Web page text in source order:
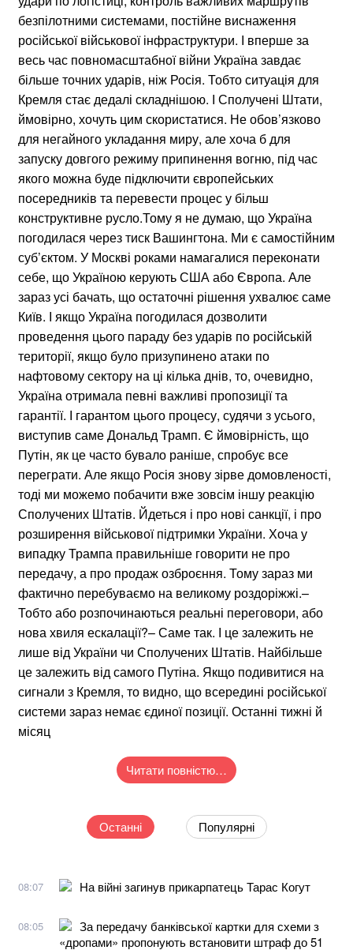
безпілотними системами, постійне виснаження
російської військової інфраструктури. І вперше за
весь час повномасштабної війни Україна завдає
більше точних ударів, ніж Росія. Тобто ситуація для
Кремля стає дедалі складнішою. І Сполучені Штати,
ймовірно, хочуть цим скористатися. Не обов’язково
для негайного укладання миру, але хоча б для
запуску довгого режиму припинення вогню, під час
якого можна буде підключити європейських
посередників та перевести процес у більш
конструктивне русло.Тому я не думаю, що Україна
погодилася через тиск Вашингтона. Ми є самостійним
суб’єктом. У Москві роками намагалися переконати
себе, що Україною керують США або Європа. Але
зараз усі бачать, що остаточні рішення ухвалює саме
Київ. І якщо Україна погодилася дозволити
проведення цього параду без ударів по російській
території, якщо було призупинено атаки по
нафтовому сектору на ці кілька днів, то, очевидно,
Україна отримала певні важливі пропозиції та
гарантії. І гарантом цього процесу, судячи з усього,
виступив саме Дональд Трамп. Є ймовірність, що
Путін, як це часто бувало раніше, спробує все
переграти. Але якщо Росія знову зірве домовленості,
тоді ми можемо побачити вже зовсім іншу реакцію
Сполучених Штатів. Йдеться і про нові санкції, і про
розширення військової підтримки України. Хоча у
випадку Трампа правильніше говорити не про
передачу, а про продаж озброєння. Тому зараз ми
фактично перебуваємо на великому роздоріжжі.–
Тобто або розпочинаються реальні переговори, або
нова хвиля ескалації?– Саме так. І це залежить не
лише від України чи Сполучених Штатів. Найбільше
це залежить від самого Путіна. Якщо подивитися на
сигнали з Кремля, то видно, що всередині російської
системи зараз немає єдиної позиції. Останні тижні й
місяц
Читати повністю…
Останні Популярні
08:07 На війні загинув прикарпатець Тарас Когут
08:05
За передачу банківської картки для схеми з
«дропами» пропонують встановити штраф до 51